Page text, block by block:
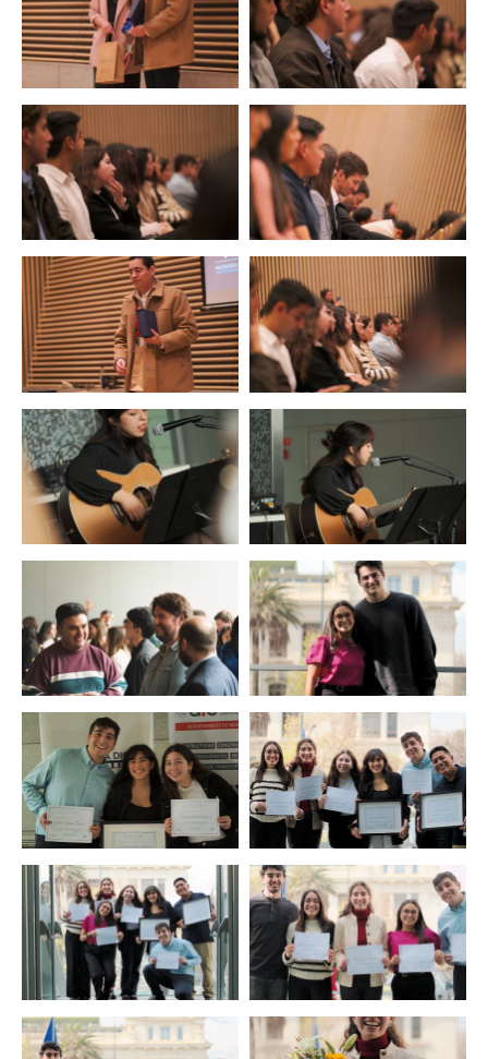
Zoom Zoom
Zoom Zoom
Zoom Zoom
Zoom
Zoom Zoom
Zoom Zoom
Zoom Zoom